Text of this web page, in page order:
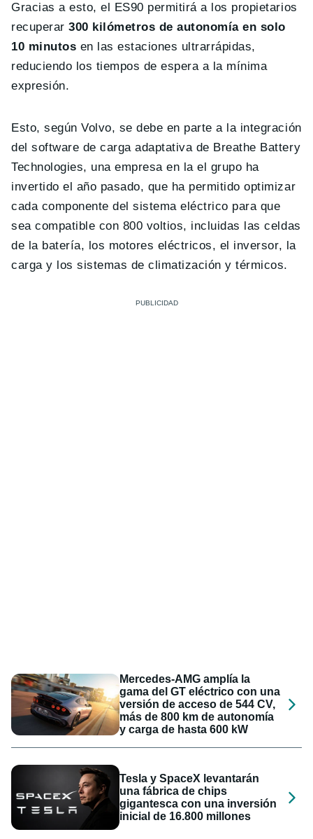
Gracias a esto, el ES90 permitirá a los propietarios
recuperar 300 kilómetros de autonomía en solo
10 minutos en las estaciones ultrarrápidas,
reduciendo los tiempos de espera a la mínima
expresión.
Esto, según Volvo, se debe en parte a la integración
del software de carga adaptativa de Breathe Battery
Technologies, una empresa en la el grupo ha
invertido el año pasado, que ha permitido optimizar
cada componente del sistema eléctrico para que
sea compatible con 800 voltios, incluidas las celdas
de la batería, los motores eléctricos, el inversor, la
carga y los sistemas de climatización y térmicos.
Mercedes-AMG amplía la
gama del GT eléctrico con una
versión de acceso de 544 CV,
más de 800 km de autonomía
y carga de hasta 600 kW
Tesla y SpaceX levantarán
una fábrica de chips
gigantesca con una inversión
inicial de 16.800 millones